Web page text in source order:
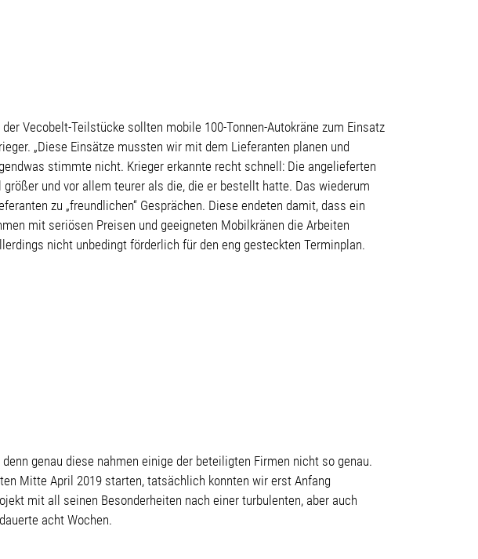
der Vecobelt-Teilstücke sollten mobile 100-Tonnen-Autokräne zum Einsatz
„Diese Einsätze mussten wir mit dem Lieferanten planen und
stimmte nicht. Krieger erkannte recht schnell: Die angelieferten
größer und vor allem teurer als die, die er bestellt hatte. Das wiederum
zu „freundlichen“ Gesprächen. Diese endeten damit, dass ein
mit seriösen Preisen und geeigneten Mobilkränen die Arbeiten
nicht unbedingt förderlich für den eng gesteckten Terminplan.
genau diese nahmen einige der beteiligten Firmen nicht so genau.
Mitte April 2019 starten, tatsächlich konnten wir erst Anfang
mit all seinen Besonderheiten nach einer turbulenten, aber auch
acht Wochen.